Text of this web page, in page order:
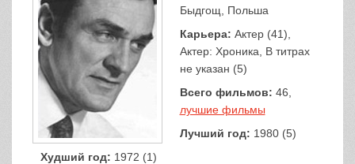
Быдгощ, Польша
Карьера: Актер (41),
Актер: Хроника, В титрах
не указан (5)
Всего фильмов: 46,
лучшие фильмы
Лучший год: 1980 (5)
Худший год: 1972 (1)